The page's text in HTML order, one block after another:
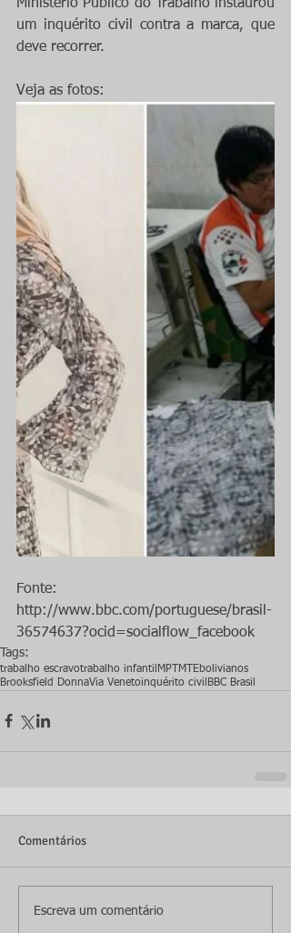
Ministério Público do Trabalho instaurou
um inquérito civil contra a marca, que
deve recorrer.
Veja as fotos:
Fonte:
http://www.bbc.com/portuguese/brasil-
36574637?ocid=socialflow_facebook
Tags:
trabalho escravotrabalho infantil MPT MTEbolivianos
Brooksfield DonnaVia Venetoinquérito civil BBC Brasil
Comentários
Escreva um comentário